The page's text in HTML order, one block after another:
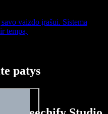
vaizdo įrašui. Sistema
tempą.
patys